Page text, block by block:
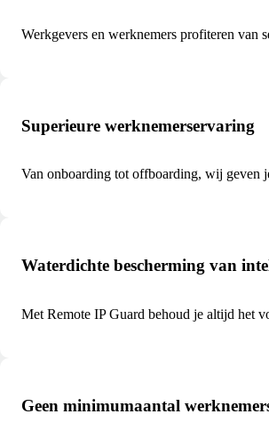
Werkgevers en werknemers profiteren van
Superieure werknemerservaring
Van onboarding tot offboarding, wij geven
Waterdichte bescherming van
Met Remote IP Guard behoud je altijd het
Geen minimumaantal